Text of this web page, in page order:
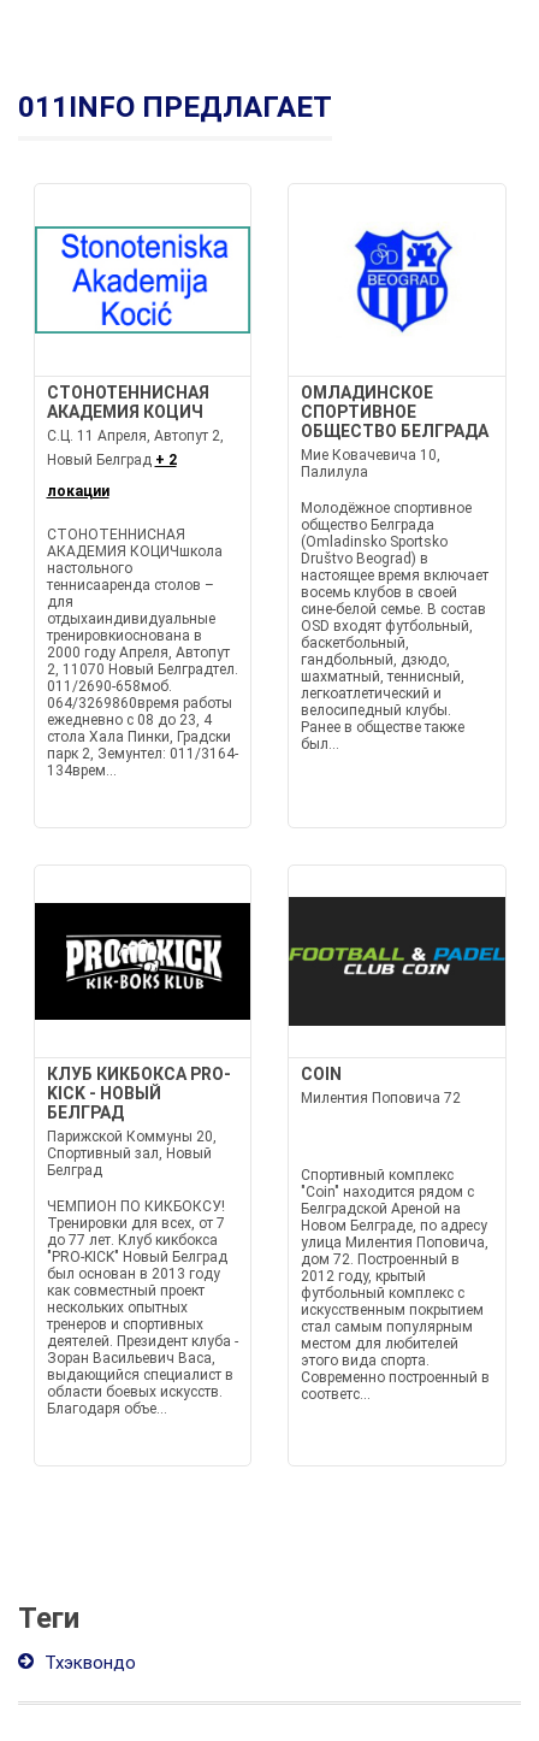
011INFO ПРЕДЛАГАЕТ
СТОНОТЕННИСНАЯ
АКАДЕМИЯ КОЦИЧ
С.Ц. 11 Апреля, Автопут 2,
Новый Белград + 2
локации
СТОНОТЕННИСНАЯ
АКАДЕМИЯ КОЦИЧшкола
настольного
теннисааренда столов –
для
отдыхаиндивидуальные
тренировкиоснована в
2000 году Апреля, Автопут
2, 11070 Новый Белградтел.
011/2690-658моб.
064/3269860время работы
ежедневно с 08 до 23, 4
стола Хала Пинки, Градски
парк 2, Земунтел: 011/3164-
134врем...
ОМЛАДИНСКОЕ
СПОРТИВНОЕ
ОБЩЕСТВО БЕЛГРАДА
Мие Ковачевича 10,
Палилула
Молодёжное спортивное
общество Белграда
(Omladinsko Sportsko
Društvo Beograd) в
настоящее время включает
восемь клубов в своей
сине-белой семье. В состав
OSD входят футбольный,
баскетбольный,
гандбольный, дзюдо,
шахматный, теннисный,
легкоатлетический и
велосипедный клубы.
Ранее в обществе также
был...
КЛУБ КИКБОКСА PRO-
KICK - НОВЫЙ
БЕЛГРАД
Парижской Коммуны 20,
Спортивный зал, Новый
Белград
ЧЕМПИОН ПО КИКБОКСУ!
Тренировки для всех, от 7
до 77 лет. Клуб кикбокса
"PRO-KICK" Новый Белград
был основан в 2013 году
как совместный проект
нескольких опытных
тренеров и спортивных
деятелей. Президент клуба -
Зоран Васильевич Васа,
выдающийся специалист в
области боевых искусств.
Благодаря объе...
COIN
Милентия Поповича 72
Спортивный комплекс
"Coin" находится рядом с
Белградской Ареной на
Новом Белграде, по адресу
улица Милентия Поповича,
дом 72. Построенный в
2012 году, крытый
футбольный комплекс с
искусственным покрытием
стал самым популярным
местом для любителей
этого вида спорта.
Современно построенный в
соответс...
Теги
Тхэквондо